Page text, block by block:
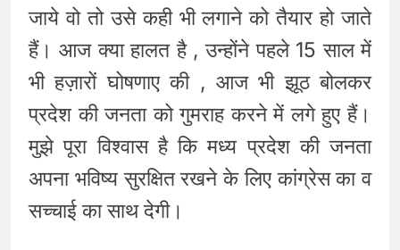
जाये वो तो उसे कही भी लगाने को तैयार हो जाते
हैं। आज क्या हालत है , उन्होंने पहले 15 साल में
भी हज़ारों घोषणाए की , आज भी झूठ बोलकर
प्रदेश की जनता को गुमराह करने में लगे हुए हैं।
मुझे पूरा विश्वास है कि मध्य प्रदेश की जनता
अपना भविष्य सुरक्षित रखने के लिए कांग्रेस का व
सच्चाई का साथ देगी।